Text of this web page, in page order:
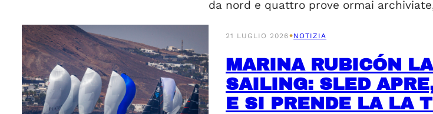
da nord e quattro prove ormai
21 LUGLIO 2026•NOTIZIA
MARINA RUBICÓN
SAILING: SLED
E SI PRENDE LA LA